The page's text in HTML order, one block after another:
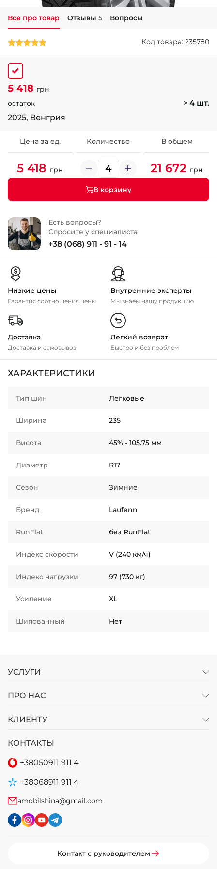
+38 (050)-911-911-2
+38 (099)-643-33-77
Все про товар Отзывы 5 Вопросы
Код товара: 235780
5 418 грн
остаток
> 4 шт.
2025, Венгрия
Цена за ед. Количество В общем
5 418 грн 21 672 грн
В корзину
Есть вопросы?
Спросите у специалиста
+38 (068) 911 - 91 - 14
Низкие цены
Гарантия соотношения цены
Внутренние эксперты
Мы знаем нашу продукцию
Доставка
Доставка и самовывоз
Легкий возврат
Быстро и без проблем
ХАРАКТЕРИСТИКИ
Тип шин Легковые
Ширина 235
Висота 45% - 105.75 мм
Диаметр R17
Сезон Зимние
Бренд Laufenn
RunFlat без RunFlat
Индекс скорости V (240 км/ч)
Индекс нагрузки 97 (730 кг)
Усиление XL
Шипованный Нет
УСЛУГИ
ПРО НАС
КЛИЕНТУ
КОНТАКТЫ
+38050911 911 4
+38068911 911 4
amobilshina@gmail.com
Контакт с руководителем